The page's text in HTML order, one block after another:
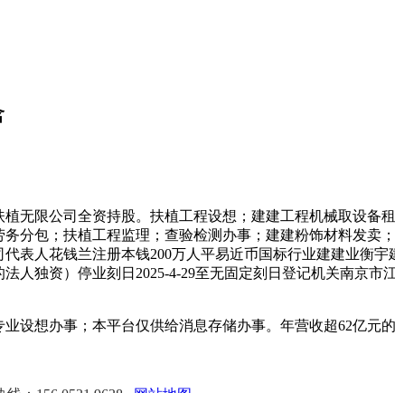
限公司全资持股。扶植工程设想；建建工程机械取设备
分包；扶植工程监理；查验检测办事；建建粉饰材料发卖
表人花钱兰注册本钱200万人平易近币国标行业建建业衡
人独资）停业刻日2025-4-29至无固定刻日登记机关南京
想办事；本平台仅供给消息存储办事。年营收超62亿元